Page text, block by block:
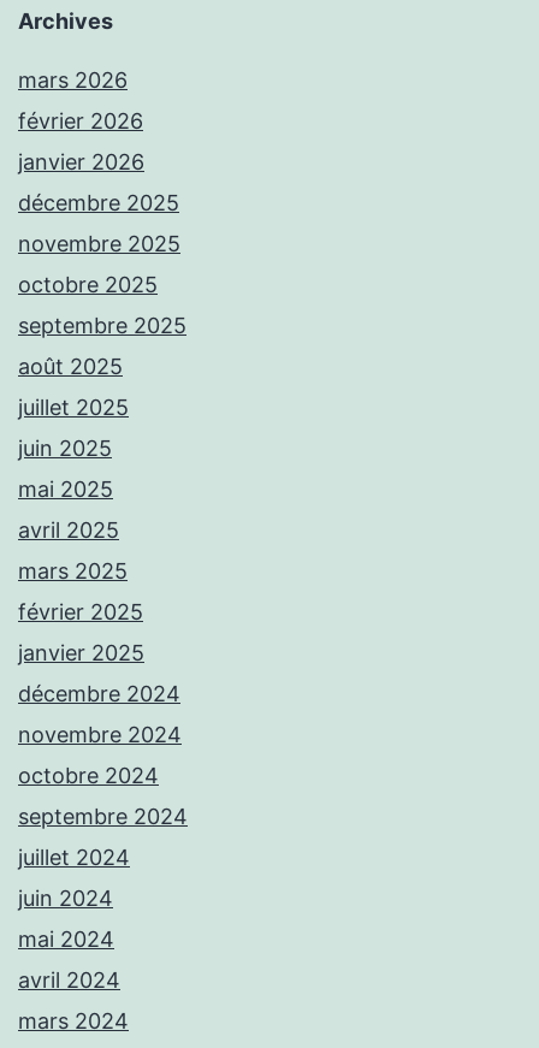
Archives
mars 2026
février 2026
janvier 2026
décembre 2025
novembre 2025
octobre 2025
septembre 2025
août 2025
juillet 2025
juin 2025
mai 2025
avril 2025
mars 2025
février 2025
janvier 2025
décembre 2024
novembre 2024
octobre 2024
septembre 2024
juillet 2024
juin 2024
mai 2024
avril 2024
mars 2024